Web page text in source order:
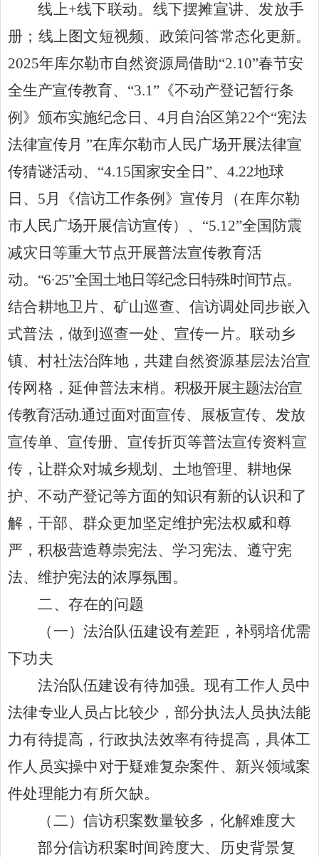
线上+线下联动。 线下摆摊宣讲、发放手
册；线上图文短视频、政策问答常态化更新。
2025年库尔勒市自然资源局借助“2.10”春节安
全生产宣传教育、“3.1”《不动产登记暂行条
例》颁布实施纪念日、 4月 自治区第22个“宪法
法律宣传月 ”在库尔勒市人民广场开展法律宣
传猜谜活动、 “4.15国家安全日”、4.22地球
日、 5月《信访工作条例》宣传月（在库尔勒
市人民广场开展信访宣传） 、 “5.12”全国防震
减灾日等重大节点开展普法宣传教育活
动。 “6·25”全国土地日等纪念日特殊时间节点。
结合耕地卫片、矿山巡查、 信访调处同步嵌入
式普法，做到巡查一处、宣传一片。联动乡
镇、村社法治阵地，共建自然资源基层法治宣
传网格，延伸普法末梢。 积极开展主题法治宣
传教育活动.通过面对面宣传、展板宣传、发放
宣传单、宣传册、宣传折页等普法宣传资料宣
传，让群众对城乡规划、 土地管理、耕地保
护、不动产登记等方面的知识有新的认识和了
解，干部、群众更加坚定维护宪法权威和尊
严，积极营造尊崇宪法、学习宪法、遵守宪
法、维护宪法的浓厚氛围 。
二、存在的问题
（一）法治队伍建设有差距，补弱培优需
下功夫
法治队伍建设有待加强。现有工作人员中
法律专业人员占比较少，部分执法人员执法能
力有待提高，行政执法效率有待提高，具体工
作人员实操中对于疑难复杂案件、新兴领域案
件处理能力有所欠缺。
（二）信访积案数量较多，化解难度大
部分信访积案时间跨度大、历史背景复